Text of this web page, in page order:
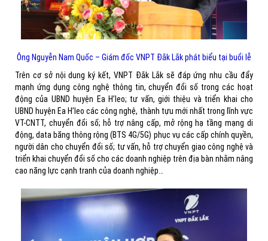
Ông Nguyễn Nam Quốc – Giám đốc VNPT Đắk Lắk phát biểu tại buổi lễ
Trên cơ sở nội dung ký kết, VNPT Đắk Lắk sẽ đáp ứng nhu cầu đẩy
mạnh ứng dụng công nghệ thông tin, chuyển đổi số trong các hoạt
động của UBND huyện Ea H’leo; tư vấn, giới thiệu và triển khai cho
UBND huyện Ea H’leo các công nghệ, thành tựu mới nhất trong lĩnh vực
VT-CNTT, chuyển đổi số; hỗ trợ nâng cấp, mở rộng hạ tầng mạng di
động, data băng thông rộng (BTS 4G/5G) phục vụ các cấp chính quyền,
người dân cho chuyển đổi số; tư vấn, hỗ trợ chuyển giao công nghệ và
triển khai chuyển đổi số cho các doanh nghiệp trên địa bàn nhằm nâng
cao năng lực cạnh tranh của doanh nghiệp…